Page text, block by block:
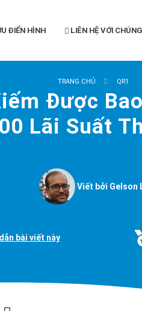
ĐIỂN HÌNH LIÊN HỆ VỚI
TRANG CHỦ QR1
Được
Lãi Suất
Viết bởi Gelson
bài viết này